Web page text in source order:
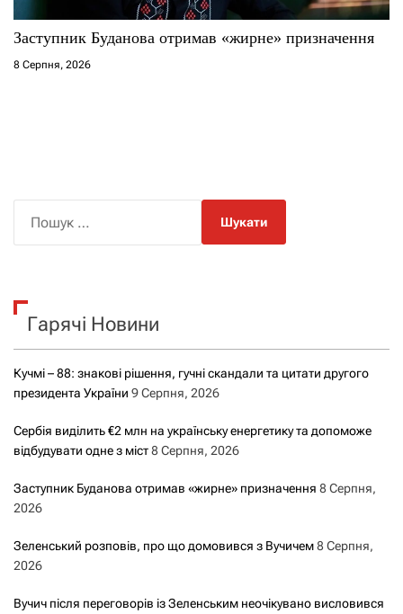
Заступник Буданова отримав «жирне» призначення
8 Серпня, 2026
к
Гарячі Новини
Кучмі – 88: знакові рішення, гучні скандали та цитати другого
президента України 9 Серпня, 2026
Сербія виділить €2 млн на українську енергетику та допоможе
відбудувати одне з міст8 Серпня, 2026
Заступник Буданова отримав «жирне» призначення 8 Серпня,
2026
Зеленський розповів, про що домовився з Вучичем8 Серпня,
2026
Вучич після переговорів із Зеленським неочікувано висловився